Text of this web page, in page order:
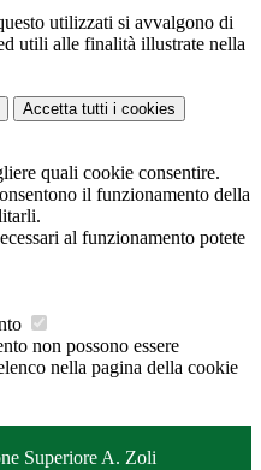
utilizzati si avvalgono di
utili alle finalità illustrate nella
Accetta tutti i cookies
quali cookie consentire.
il funzionamento della
al funzionamento potete
non possono essere
nella pagina della cookie
Superiore A. Zoli